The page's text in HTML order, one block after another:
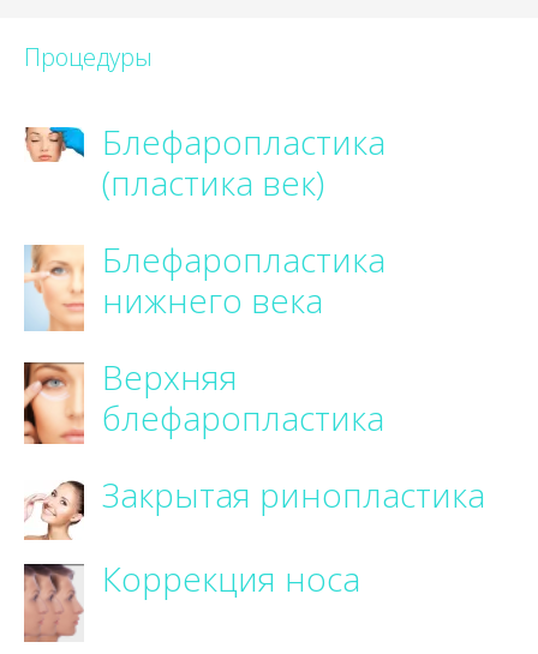
Процедуры
Блефаропластика
(пластика век)
Блефаропластика
нижнего века
Верхняя
блефаропластика
Закрытая ринопластика
Коррекция носа